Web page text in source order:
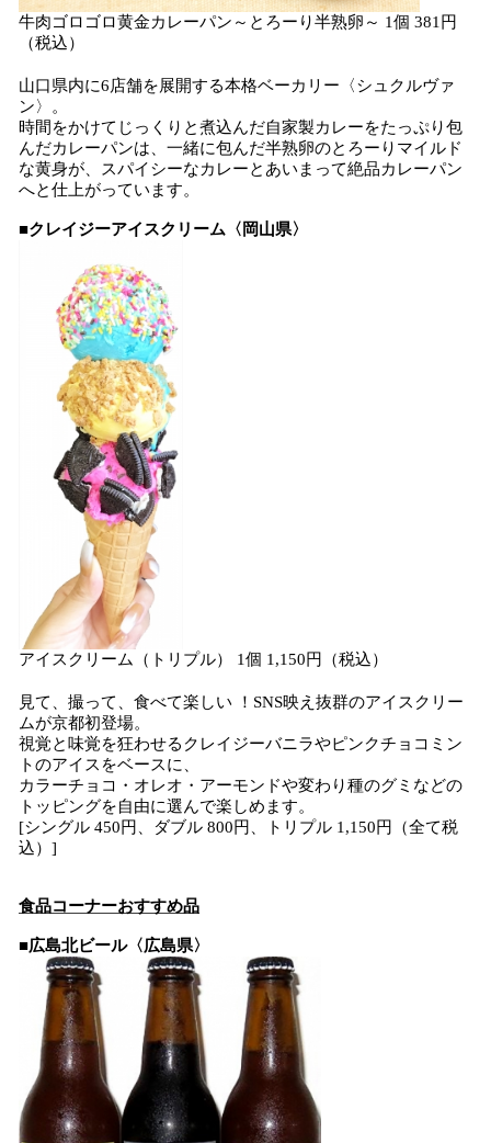
牛肉ゴロゴロ黄金カレーパン～とろーり半熟卵～ 1個 381円
（税込）
山口県内に6店舗を展開する本格ベーカリー〈シュクルヴァ
ン〉。
時間をかけてじっくりと煮込んだ自家製カレーをたっぷり包
んだカレーパンは、一緒に包んだ半熟卵のとろーりマイルド
な黄身が、スパイシーなカレーとあいまって絶品カレーパン
へと仕上がっています。
■クレイジーアイスクリーム〈岡山県〉
アイスクリーム（トリプル） 1個 1,150円（税込）
見て、撮って、食べて楽しい ！SNS映え抜群のアイスクリー
ムが京都初登場。
視覚と味覚を狂わせるクレイジーバニラやピンクチョコミン
トのアイスをベースに、
カラーチョコ・オレオ・アーモンドや変わり種のグミなどの
トッピングを自由に選んで楽しめます。
[シングル 450円、ダブル 800円、トリプル 1,150円（全て税
込）]
食品コーナーおすすめ品
■広島北ビール〈広島県〉